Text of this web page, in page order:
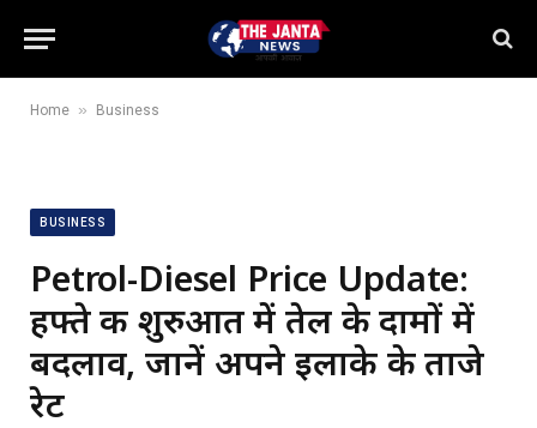
Home » Business
BUSINESS
Petrol-Diesel Price Update:
हफ्ते की शुरुआत में तेल के दामों में
बदलाव, जानें अपने इलाके के ताजे
रेट